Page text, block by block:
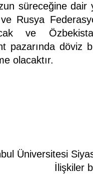
süreceğine dair
Rusya
ve
pazarında döviz
olacaktır.
Siyaset
İlişkiler